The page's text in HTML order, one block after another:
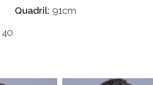
Quadril: 91cm
40